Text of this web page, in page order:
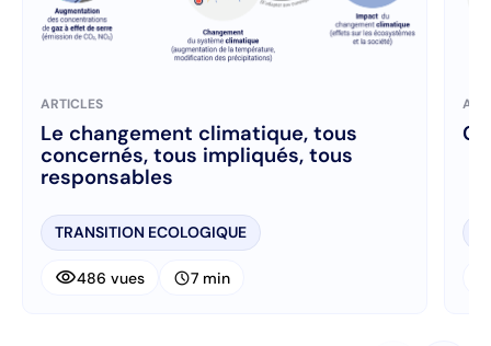
ARTICLES
Le changement climatique, tous
concernés, tous impliqués, tous
responsables
TRANSITION ECOLOGIQUE
visibility486 vues schedule7 min